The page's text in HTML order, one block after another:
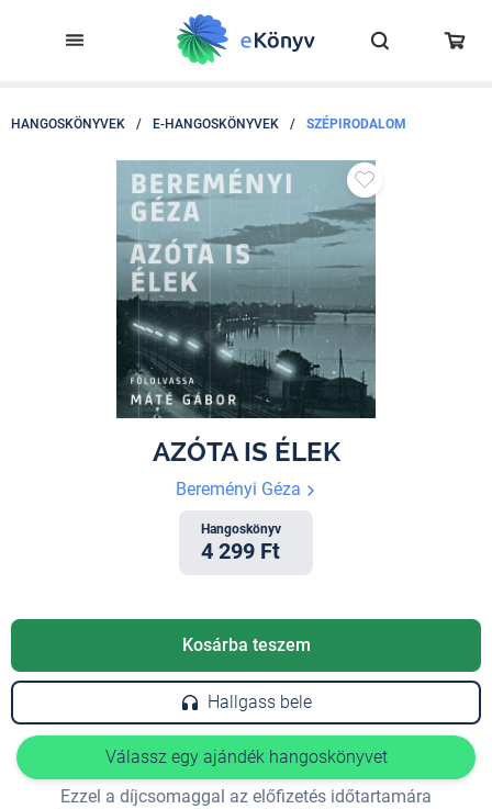
HANGOSKÖNYVEK / E-HANGOSKÖNYVEK / SZÉPIRODALOM
AZÓTA IS ÉLEK
Bereményi Géza
Hangoskönyv
4 299 Ft
Kosárba teszem
Hallgass bele
Válassz egy ajándék hangoskönyvet
Ezzel a díjcsomaggal az előfizetés időtartamára